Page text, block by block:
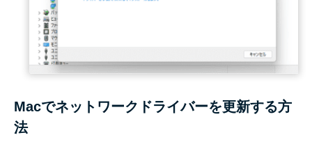
Macでネットワークドライバーを更新する方
法